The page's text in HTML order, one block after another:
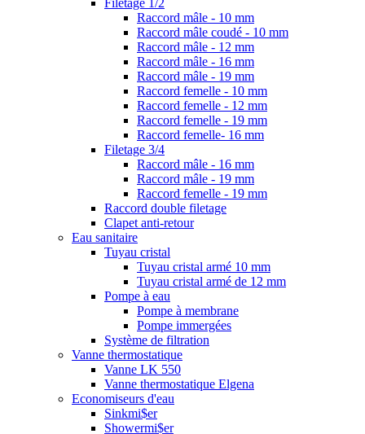
Filetage 1/2
Raccord mâle - 10 mm
Raccord mâle coudé - 10 mm
Raccord mâle - 12 mm
Raccord mâle - 16 mm
Raccord mâle - 19 mm
Raccord femelle - 10 mm
Raccord femelle - 12 mm
Raccord femelle - 19 mm
Raccord femelle- 16 mm
Filetage 3/4
Raccord mâle - 16 mm
Raccord mâle - 19 mm
Raccord femelle - 19 mm
Raccord double filetage
Clapet anti-retour
Eau sanitaire
Tuyau cristal
Tuyau cristal armé 10 mm
Tuyau cristal armé de 12 mm
Pompe à eau
Pompe à membrane
Pompe immergées
Système de filtration
Vanne thermostatique
Vanne LK 550
Vanne thermostatique Elgena
Economiseurs d'eau
Sinkmi$er
Showermi$er